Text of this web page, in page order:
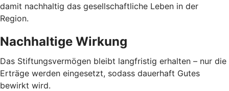
damit nachhaltig das gesellschaftliche Leben in der
Region.
Nachhaltige Wirkung
Das Stiftungsvermögen bleibt langfristig erhalten – nur die
Erträge werden eingesetzt, sodass dauerhaft Gutes
bewirkt wird.